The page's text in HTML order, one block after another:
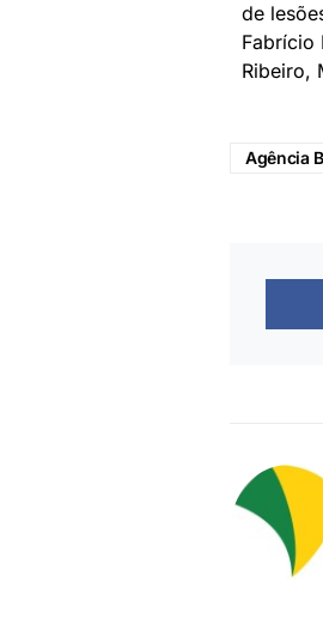
de
Fabrício
Ribeiro,
Agência